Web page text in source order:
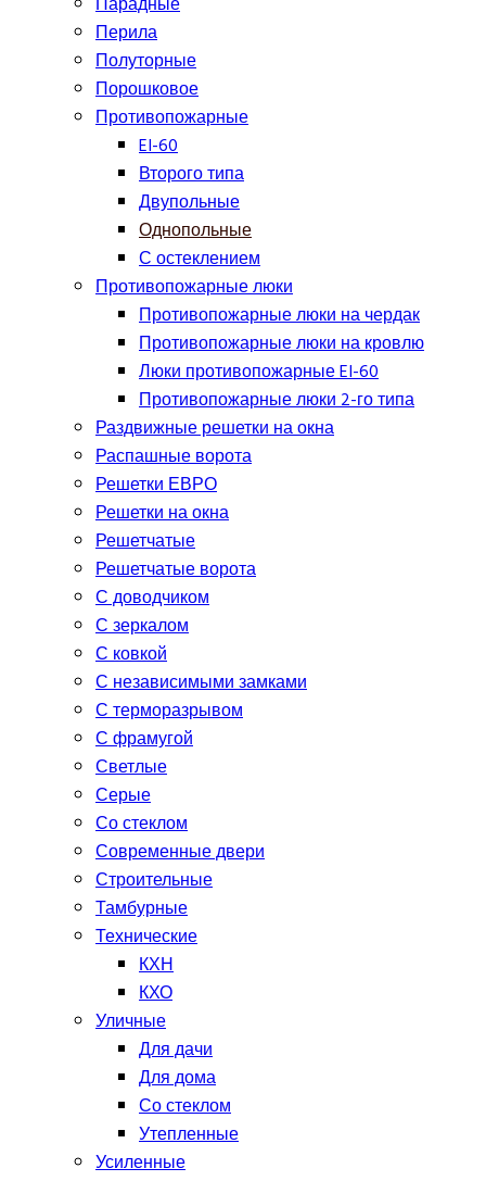
Перила
Полуторные
Порошковое
Противопожарные
EI-60
Второго типа
Двупольные
Однопольные
С остеклением
Противопожарные люки
Противопожарные люки на чердак
Противопожарные люки на кровлю
Люки противопожарные EI-60
Противопожарные люки 2-го типа
Раздвижные решетки на окна
Распашные ворота
Решетки ЕВРО
Решетки на окна
Решетчатые
Решетчатые ворота
С доводчиком
С зеркалом
С ковкой
С независимыми замками
С терморазрывом
С фрамугой
Светлые
Серые
Со стеклом
Современные двери
Строительные
Тамбурные
Технические
КХН
КХО
Уличные
Для дачи
Для дома
Со стеклом
Утепленные
Усиленные